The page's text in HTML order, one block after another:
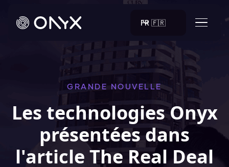
FR 🇫🇷
GRANDE NOUVELLE
Les technologies Onyx
présentées dans
l'article The Real Deal